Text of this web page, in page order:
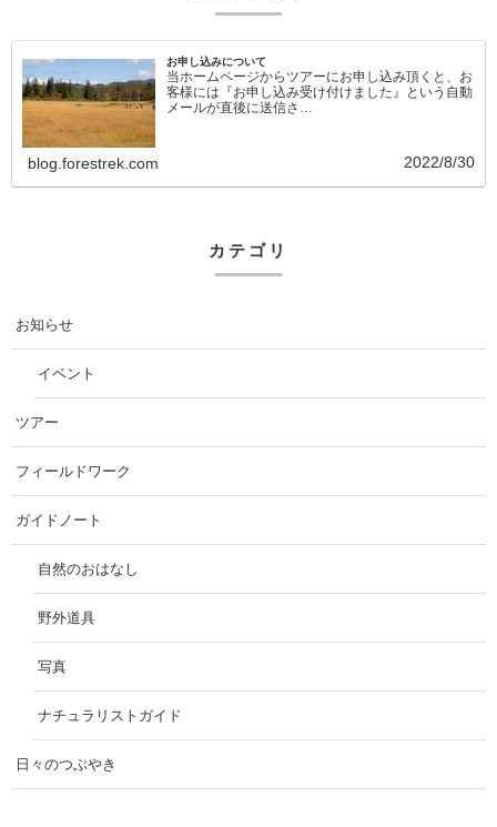
お申し込みについて
当ホームページからツアーにお申し込み頂くと、お
客様には『お申し込み受け付けました』という自動
メールが直後に送信さ…
blog.forestrek.com 2022/8/30
カテゴリ
お知らせ
イベント
ツアー
フィールドワーク
ガイドノート
自然のおはなし
野外道具
写真
ナチュラリストガイド
日々のつぶやき